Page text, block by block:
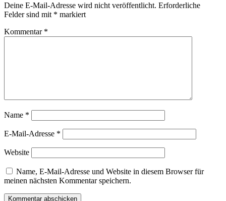
Deine E-Mail-Adresse wird nicht veröffentlicht. Erforderliche
Felder sind mit * markiert
Kommentar *
Name *
E-Mail-Adresse *
Website
Name, E-Mail-Adresse und Website in diesem Browser für
meinen nächsten Kommentar speichern.